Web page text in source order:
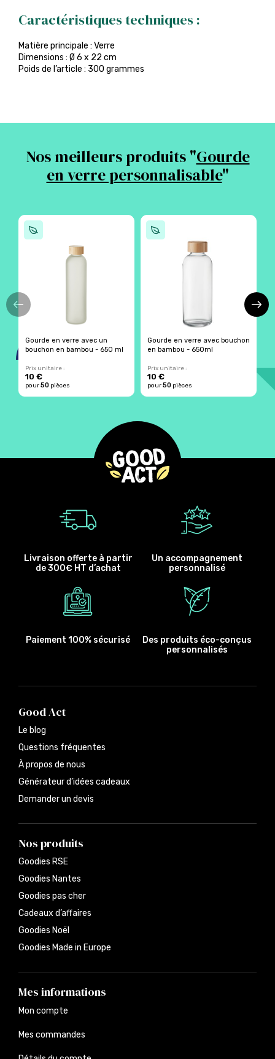
Caractéristiques techniques :
Matière principale : Verre
Dimensions : Ø 6 x 22 cm
Poids de l’article : 300 grammes
Nos meilleurs produits "Gourde
en verre personnalisable"
Gourde en verre avec un
bouchon en bambou - 650 ml
Prix unitaire :
10 €
pour50 pièces
Gourde en verre avec bouchon
en bambou - 650ml
Prix unitaire :
10 €
pour50 pièces
Livraison offerte à partir
de 300€ HT d’achat
Un accompagnement
personnalisé
Paiement 100% sécurisé
Des produits éco-conçus
personnalisés
Good Act
Le blog
Questions fréquentes
À propos de nous
Générateur d’idées cadeaux
Demander un devis
Nos produits
Goodies RSE
Goodies Nantes
Goodies pas cher
Cadeaux d’affaires
Goodies Noël
Goodies Made in Europe
Mes informations
Mon compte
Mes commandes